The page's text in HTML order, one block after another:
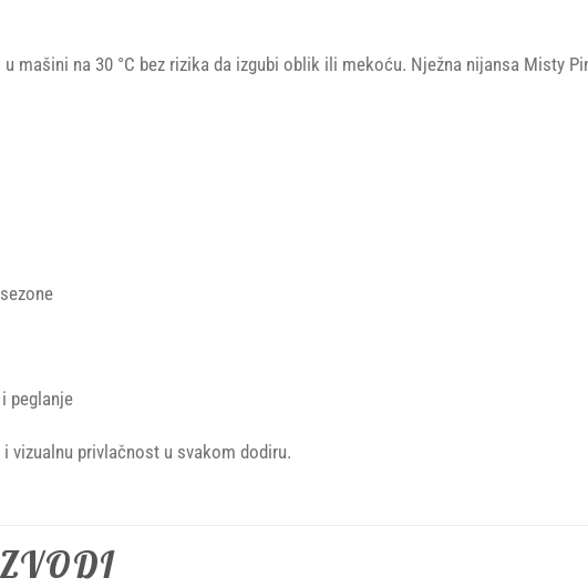
mašini na 30 °C bez rizika da izgubi oblik ili mekoću. Nježna nijansa Misty
peglanje
vizualnu privlačnost u svakom dodiru.